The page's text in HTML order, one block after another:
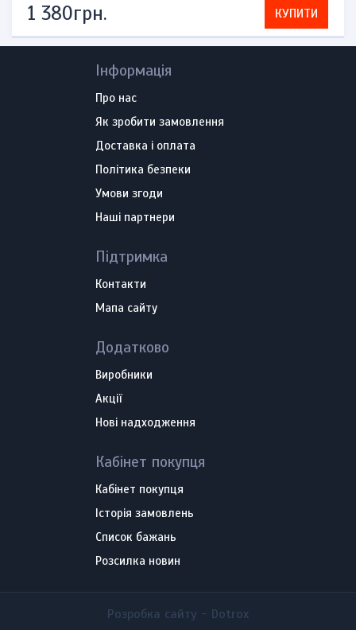
1 380грн. КУПИТИ
Інформація
Про нас
Як зробити замовлення
Доставка і оплата
Політика безпеки
Умови згоди
Наші партнери
Підтримка
Контакти
Мапа сайту
Додатково
Виробники
Акції
Нові надходження
Кабінет покупця
Кабінет покупця
Історія замовлень
Список бажань
Розсилка новин
Розробка сайту - Dotrox